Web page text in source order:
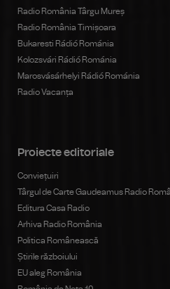
Radio România Târgu Mureș
Radio România Timișoara
Bukaresti Rádió Románia
Kolozsvári Rádió Románia
Marosvásárhelyi Rádió Románia
Radio Vacanța
Proiecte editoriale
Conviețuiri
Târgul de Carte Gaudeamus Radio
Editura Casa Radio
Arhiva Radio România
Politica Românească
Știrile războiului
EU aleg România